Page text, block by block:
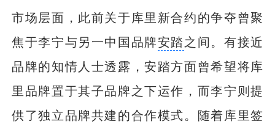
市场层面，此前关于库里新合约的争夺曾聚
焦于李宁与另一中国品牌安踏之间。有接近
品牌的知情人士透露，安踏方面曾希望将库
里品牌置于其子品牌之下运作，而李宁则提
供了独立品牌共建的合作模式。随着库里签